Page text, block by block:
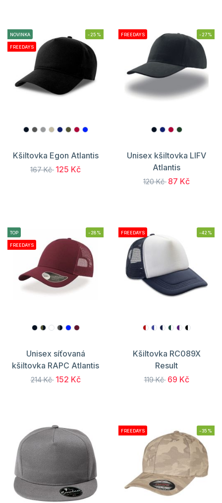
NOVINKA
FREEDAYS
-25%
Kšiltovka Egon Atlantis
167 Kč 125 Kč
FREEDAYS -27%
Unisex kšiltovka LIFV
Atlantis
120 Kč 87 Kč
TOP
FREEDAYS
-28%
Unisex síťovaná
kšiltovka RAPC Atlantis
214 Kč 152 Kč
FREEDAYS -42%
Kšiltovka RC089X
Result
119 Kč 69 Kč
FREEDAYS -35%